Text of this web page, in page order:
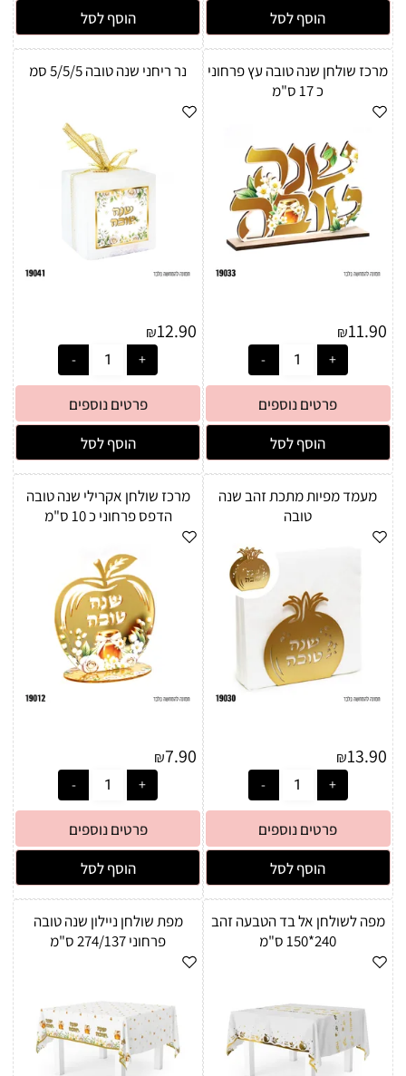
הוסף לסל הוסף לסל
מרכז שולחן שנה טובה עץ פרחוני
כ 17 ס"מ
₪11.90
פרטים נוספים
הוסף לסל
נר ריחני שנה טובה 5/5/5 סמ
₪12.90
פרטים נוספים
הוסף לסל
מעמד מפיות מתכת זהב שנה
טובה
₪13.90
פרטים נוספים
הוסף לסל
מרכז שולחן אקרילי שנה טובה
הדפס פרחוני כ 10 ס"מ
₪7.90
פרטים נוספים
הוסף לסל
מפה לשולחן אל בד הטבעה זהב
240*150 ס"מ
מפת שולחן ניילון שנה טובה
פרחוני 274/137 ס"מ